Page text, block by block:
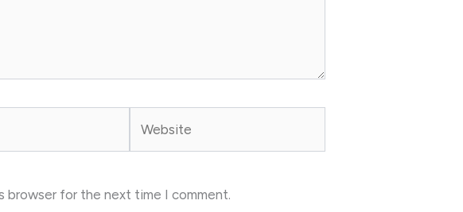
browser for the next time I comment.